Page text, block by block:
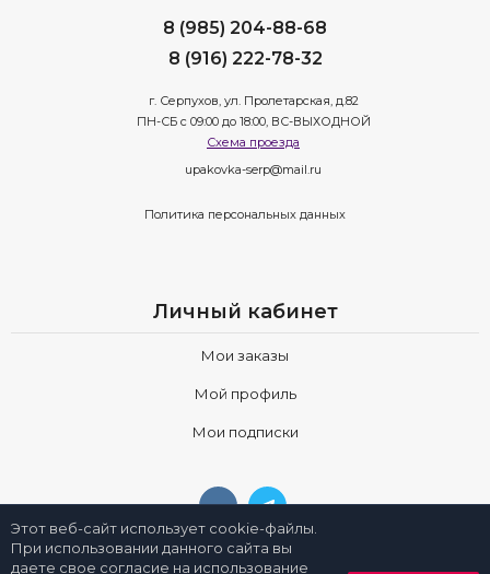
8 (985) 204-88-68
8 (916) 222-78-32
г. Серпухов, ул. Пролетарская, д.82
ПН-СБ с 09:00 до 18:00, ВС-ВЫХОДНОЙ
Схема проезда
upakovka-serp@mail.ru
Политика персональных данных
Личный кабинет
Мои заказы
Мой профиль
Мои подписки
Этот веб-сайт использует cookie-файлы.
При использовании данного сайта вы
даете свое согласие на использование